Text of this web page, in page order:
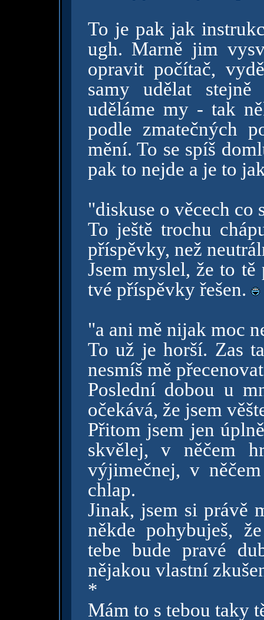
To je pak jak
ugh. Marně jim
opravit počítač,
samy udělat
uděláme my - tak
podle zmatečných
mění. To se spíš
pak to nejde a je to
"diskuse o věcech co
To ještě trochu
příspěvky, než
Jsem myslel, že to
tvé příspěvky řešen.
"a ani mě nijak moc
To už je horší. Zas
nesmíš mě
Poslední dobou u
očekává, že jsem
Přitom jsem jen
skvělej, v něčem
výjimečnej, v
chlap.
Jinak, jsem si právě
někde pohybuješ,
tebe bude pravé
nějakou vlastní
*
Mám to s tebou taky